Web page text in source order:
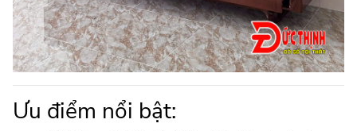
Ưu điểm nổi bật: